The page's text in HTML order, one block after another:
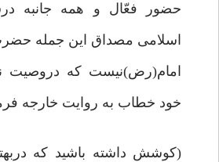
حضور فعّال و همه جانبه
اسلامی مصداق این جمله
امام(رض)نیست که دروصیت
خود خطاب به روایت خارجه
(کوشش داشته باشید که